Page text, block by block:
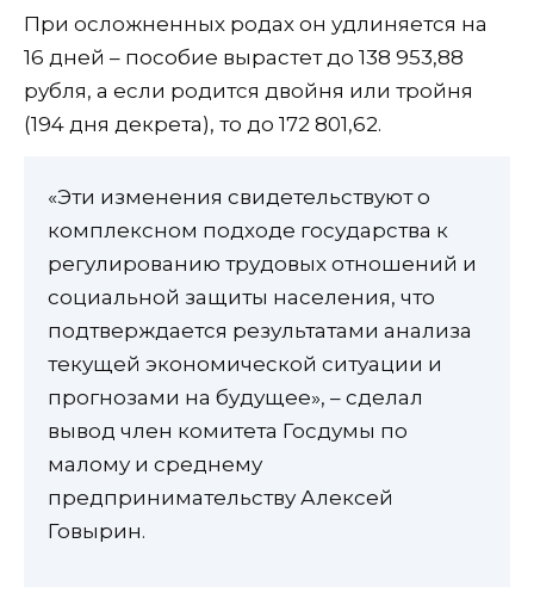
При осложненных родах он удлиняется на
16 дней – пособие вырастет до 138 953,88
рубля, а если родится двойня или тройня
(194 дня декрета), то до 172 801,62.
«Эти изменения свидетельствуют о
комплексном подходе государства к
регулированию трудовых отношений и
социальной защиты населения, что
подтверждается результатами анализа
текущей экономической ситуации и
прогнозами на будущее», – сделал
вывод член комитета Госдумы по
малому и среднему
предпринимательству Алексей
Говырин.